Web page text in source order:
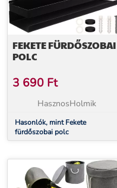
FEKETE FÜRDŐSZOBAI
POLC
3 690 Ft
HasznosHolmik
Hasonlók, mint Fekete
fürdőszobai polc